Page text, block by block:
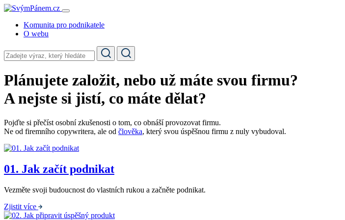
Komunita pro podnikatele
O webu
Plánujete založit, nebo už máte svou firmu?
A nejste si jistí, co máte dělat?
Pojďte si přečíst osobní zkušenosti o tom, co obnáší provozovat firmu.
Ne od firemního copywritera, ale od člověka, který svou úspěšnou firmu z nuly vybudoval.
01. Jak začít podnikat
Vezměte svoji budoucnost do vlastních rukou a začněte podnikat.
Zjistit více